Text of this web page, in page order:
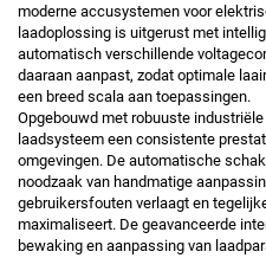
moderne accusystemen voor
laadoplossing is uitgerust met
automatisch verschillende
daaraan aanpast, zodat optimale
een breed scala aan toepassingen.
Opgebouwd met robuuste
laadsysteem een consistente
omgevingen. De automatische
noodzaak van handmatige
gebruikersfouten verlaagt en
maximaliseert. De geavanceerde
bewaking en aanpassing van